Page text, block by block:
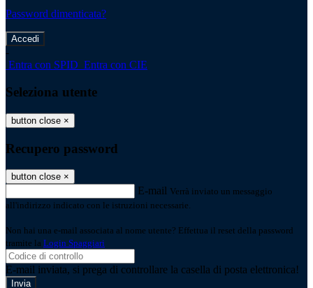
Password dimenticata?
-
Entra con SPID Entra con CIE
Seleziona utente
button close ×
Recupero password
button close ×
E-mail Verrà inviato un messaggio
all'indirizzo indicato con le istruzioni necessarie.
Non hai una e-mail associata al nome utente? Effettua il reset della password
tramite la Login Spaggiari
E-mail inviata, si prega di controllare la casella di posta elettronica!